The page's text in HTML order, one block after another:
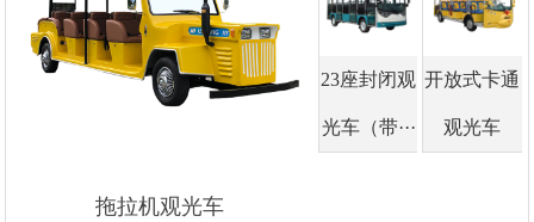
拖拉机观光车
23座封闭观
光车（带···
开放式卡通
观光车